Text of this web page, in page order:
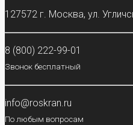
127572 г. Москва, ул.
8 (800) 222-99-01
Звонок бесплатный
info@roskran.ru
По любым вопросам